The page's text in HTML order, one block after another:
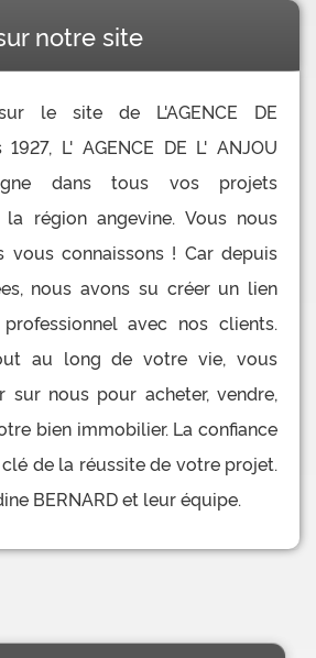
notre site
le site de L'AGENCE DE
1927, L' AGENCE DE L' ANJOU
dans tous vos projets
région angevine. Vous nous
vous connaissons ! Car depuis
nous avons su créer un lien
avec nos clients.
au long de votre vie, vous
sur nous pour acheter, vendre,
bien immobilier. La confiance
de la réussite de votre projet.
BERNARD et leur équipe.